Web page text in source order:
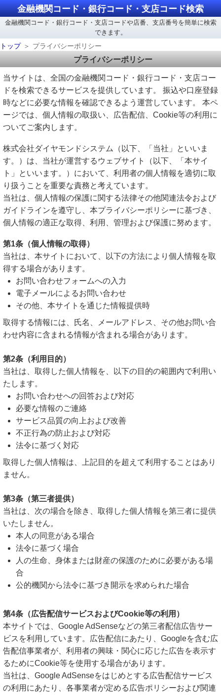
金融機関コード・銀行コード・支店コード検索
金融機関コード・銀行コード・支店コードや店番、支店番号を簡単に検索
できます。
トップ
プライバシーポリシー
プライバシーポリシー
当サイトは、全国の金融機関コード・銀行コード・支店コー
ドを検索できるサービスを提供しています。 振込や口座登録
時などに必要な情報を確認できるよう運営しています。 本ペ
ージでは、個人情報の取扱い、広告配信、Cookie等の利用に
ついてご案内します。
株式会社ダイヤモンドシステム（以下、「当社」といいま
す。）は、当社が運営するウェブサイト（以下、「本サイ
ト」といいます。）において、利用者の個人情報を適切に取
り扱うことを重要な責務と考えています。
当社は、個人情報の保護に関する法律その他関連法令および
ガイドラインを遵守し、本プライバシーポリシーに基づき、
個人情報の適正な取得、利用、管理および保護に努めます。
第1条（個人情報の取得）
当社は、本サイトにおいて、以下の方法により個人情報を取
得する場合があります。
お問い合わせフォームへの入力
電子メールによるお問い合わせ
その他、本サイトを通じた情報提供時
取得する情報には、氏名、メールアドレス、その他お問い合
わせ内容に含まれる情報が含まれる場合があります。
第2条（利用目的）
当社は、取得した個人情報を、以下の目的の範囲内で利用い
たします。
お問い合わせへの回答および対応
必要な情報のご連絡
サービス品質の向上および改善
不正行為の防止および対応
法令に基づく対応
取得した個人情報は、上記目的を超えて利用することはあり
ません。
第3条（第三者提供）
当社は、次の場合を除き、取得した個人情報を第三者に提供
いたしません。
本人の同意がある場合
法令に基づく場合
人の生命、身体または財産の保護のために必要がある場
合
公的機関から法令に基づき開示を求められた場合
第4条（広告配信サービスおよびCookie等の利用）
本サイトでは、Google AdSenseなどの第三者配信広告サー
ビスを利用しています。広告配信にあたり、Googleを含む広
告配信事業者が、利用者の興味・関心に応じた広告を表示す
るためにCookie等を使用する場合があります。
当社は、Google AdSenseをはじめとする広告配信サービス
の利用にあたり、各事業者が定める広告ポリシーおよび関連